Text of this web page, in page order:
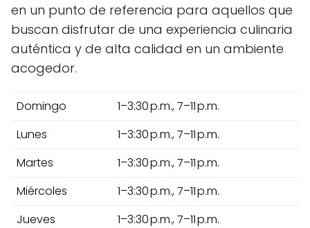
en un punto de referencia para aquellos que
buscan disfrutar de una experiencia culinaria
auténtica y de alta calidad en un ambiente
acogedor.
Domingo
1–3:30 p.m., 7–11 p.m.
Lunes
1–3:30 p.m., 7–11 p.m.
Martes
1–3:30 p.m., 7–11 p.m.
Miércoles
1–3:30 p.m., 7–11 p.m.
Jueves
1–3:30 p.m., 7–11 p.m.